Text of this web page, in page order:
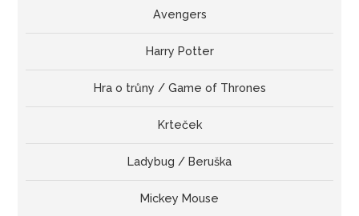
Avengers
Harry Potter
Hra o trůny / Game of Thrones
Krteček
Ladybug / Beruška
Mickey Mouse